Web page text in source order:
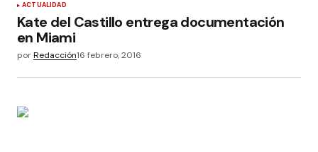
ACTUALIDAD
Kate del Castillo entrega documentación
en Miami
porRedacción16 febrero, 2016